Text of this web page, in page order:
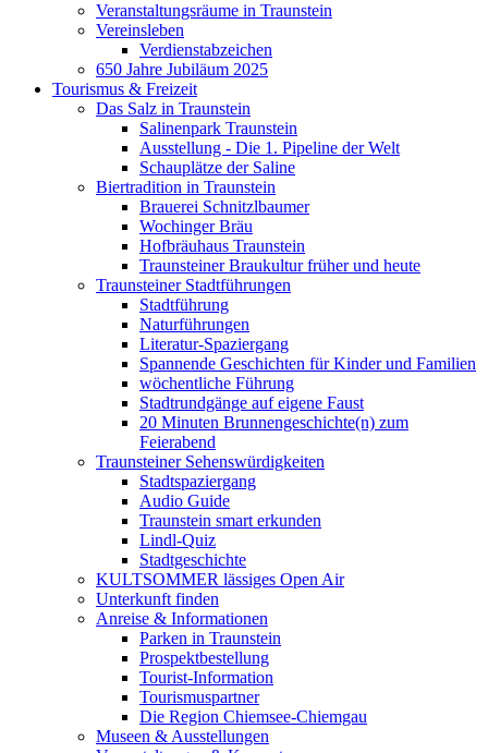
Veranstaltungsräume in Traunstein
Vereinsleben
Verdienstabzeichen
650 Jahre Jubiläum 2025
Tourismus & Freizeit
Das Salz in Traunstein
Salinenpark Traunstein
Ausstellung - Die 1. Pipeline der Welt
Schauplätze der Saline
Biertradition in Traunstein
Brauerei Schnitzlbaumer
Wochinger Bräu
Hofbräuhaus Traunstein
Traunsteiner Braukultur früher und heute
Traunsteiner Stadtführungen
Stadtführung
Naturführungen
Literatur-Spaziergang
Spannende Geschichten für Kinder und Familien
wöchentliche Führung
Stadtrundgänge auf eigene Faust
20 Minuten Brunnengeschichte(n) zum
Feierabend
Traunsteiner Sehenswürdigkeiten
Stadtspaziergang
Audio Guide
Traunstein smart erkunden
Lindl-Quiz
Stadtgeschichte
KULTSOMMER lässiges Open Air
Unterkunft finden
Anreise & Informationen
Parken in Traunstein
Prospektbestellung
Tourist-Information
Tourismuspartner
Die Region Chiemsee-Chiemgau
Museen & Ausstellungen